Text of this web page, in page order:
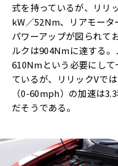
式を持っているが、リリ
kW／52Nm、リアモー
パワーアップが図られて
ルクは904Nmに達する
610Nmという必要にし
ているが、リリックVで
（0-60mph）の加速は
だそうである。